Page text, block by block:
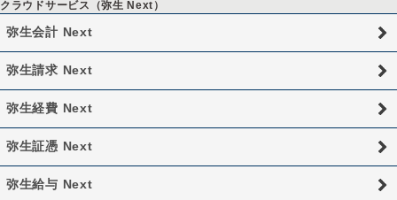
クラウドサービス（弥生 Next）
弥生会計 Next
弥生請求 Next
弥生経費 Next
弥生証憑 Next
弥生給与 Next